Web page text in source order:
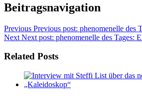
Beitragsnavigation
Previous Previous post: phenomenelle des
Next Next post: phenomenelle des Tages:
Related Posts